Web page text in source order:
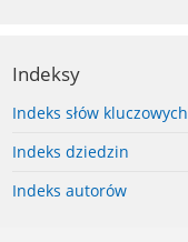
Indeksy
Indeks słów kluczowych
Indeks dziedzin
Indeks autorów